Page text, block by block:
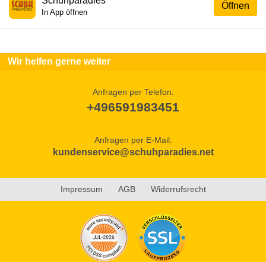
Öffnen
In App öffnen
Wir helfen gerne weiter
Anfragen per Telefon:
+496591983451
Anfragen per E-Mail:
kundenservice@schuhparadies.net
Impressum AGB Widerrufsrecht